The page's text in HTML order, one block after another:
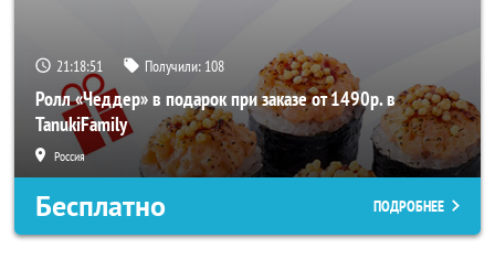
21:18:51 Получили: 108
Ролл «Чеддер» в подарок при заказе от 1490р. в
TanukiFamily
Россия
Бесплатно ПОДРОБНЕЕ